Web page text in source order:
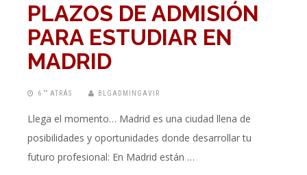
PLAZOS DE ADMISIÓN
PARA ESTUDIAR EN
MADRID
6 “” ATRÁS BLGADMINGAVIR
Llega el momento… Madrid es una ciudad llena de
posibilidades y oportunidades donde desarrollar tu
futuro profesional: En Madrid están …